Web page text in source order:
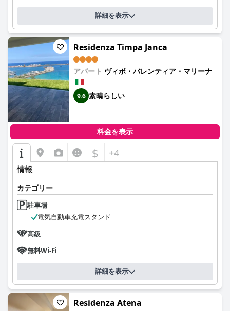
詳細を表示
Residenza Timpa Janca
アパート ヴィボ・バレンティア・マリーナ
9.6 素晴らしい
料金を表示
$ +4
情報
カテゴリー
駐車場
電気自動車充電スタンド
高級
無料Wi-Fi
詳細を表示
Residenza Atena